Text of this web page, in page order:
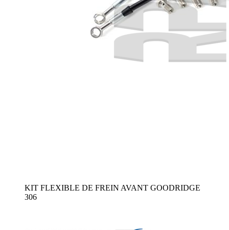
KIT FLEXIBLE DE FREIN AVANT GOODRIDGE
306